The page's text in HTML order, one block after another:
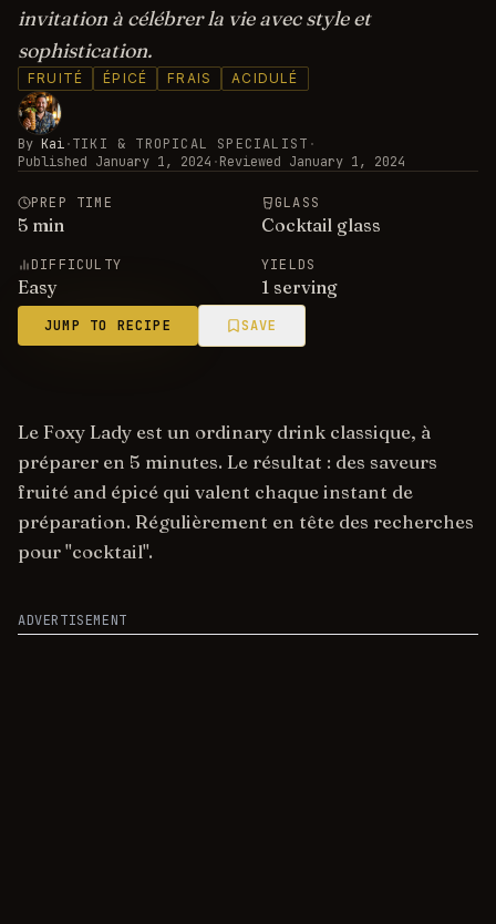
invitation à célébrer la vie avec style et
sophistication.
FRUITÉ ÉPICÉ FRAIS ACIDULÉ
By Kai·TIKI & TROPICAL SPECIALIST ·
Published January 1, 2024 ·Reviewed January 1, 2024
PREP TIME
5 min
GLASS
Cocktail glass
DIFFICULTY
Easy
YIELDS
1 serving
JUMP TO RECIPE SAVE
Le Foxy Lady est un ordinary drink classique, à
préparer en 5 minutes. Le résultat : des saveurs
fruité and épicé qui valent chaque instant de
préparation. Régulièrement en tête des recherches
pour "cocktail".
ADVERTISEMENT